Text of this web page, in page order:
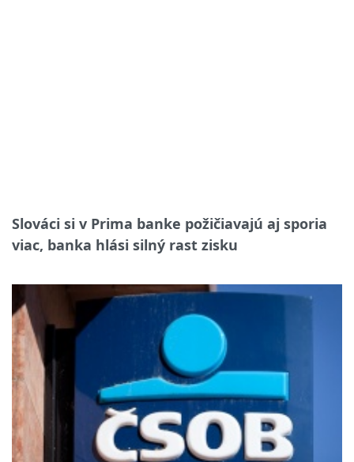
Slováci si v Prima banke požičiavajú aj sporia
viac, banka hlási silný rast zisku